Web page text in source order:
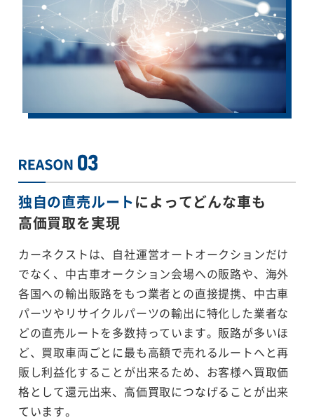
独自の直売ルートによってどんな車も
高価買取を実現
カーネクストは、自社運営オートオークションだけ
でなく、中古車オークション会場への販路や、海外
各国への輸出販路をもつ業者との直接提携、中古車
パーツやリサイクルパーツの輸出に特化した業者な
どの直売ルートを多数持っています。販路が多いほ
ど、買取車両ごとに最も高額で売れるルートへと再
販し利益化することが出来るため、お客様へ買取価
格として還元出来、高価買取につなげることが出来
ています。